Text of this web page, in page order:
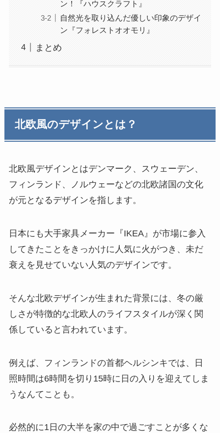
ン！『ハウスクラフト』
自然光を取り込んだ優しい印象のデザイ
ン『フォレストオオモリ』
まとめ
北欧風のデザインとは？
北欧風デザインとはデンマーク、スウェーデン、
フィンランド、ノルウェーなどの北欧諸国の文化
が元となるデザインを指します。
日本にも大手家具メーカー『IKEA』が市場に参入
してきたことをきっかけに人気に火がつき、未だ
衰えを見せていない人気のデザインです。
そんな北欧デザインが生まれた背景には、冬の厳
しさが特徴的な北欧人のライフスタイルが深く関
係していると言われています。
例えば、フィンランドの首都ヘルシンキでは、日
照時間は6時間を切り15時に日の入りを迎えてしま
うなんてことも。
必然的に1日の大半を家の中で過ごすことが多くな